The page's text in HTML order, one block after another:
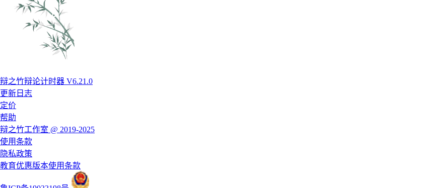
辩之竹辩论计时器 V6.21.0
更新日志
定价
帮助
辩之竹工作室 @ 2019-2025
使用条款
隐私政策
教育优惠版本使用条款